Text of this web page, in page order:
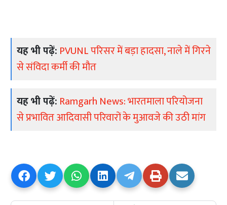
यह भी पढ़ें: PVUNL परिसर में बड़ा हादसा, नाले में गिरने
से संविदा कर्मी की मौत
यह भी पढ़ें: Ramgarh News: भारतमाला परियोजना
से प्रभावित आदिवासी परिवारों के मुआवजे की उठी मांग